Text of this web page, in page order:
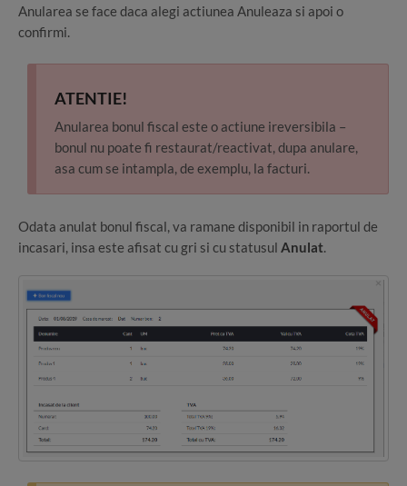
Anularea se face daca alegi actiunea Anuleaza si apoi o
confirmi.
ATENTIE!
Anularea bonul fiscal este o actiune ireversibila –
bonul nu poate fi restaurat/reactivat, dupa anulare,
asa cum se intampla, de exemplu, la facturi.
Odata anulat bonul fiscal, va ramane disponibil in raportul de
incasari, insa este afisat cu gri si cu statusul Anulat.